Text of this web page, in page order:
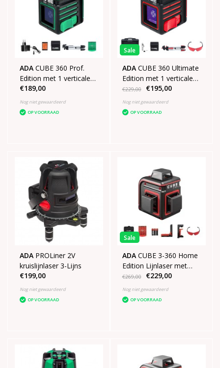
ADA CUBE 360 Prof.
Edition met 1 verticale
lijn 1 horizontale lijn van
360°
€189,00
Nog niet gewaardeerd
OP VOORRAAD
Sale
ADA CUBE 360 Ultimate
Edition met 1 verticale
lijn 1 horizontale lijn van
360°
€229,00 €195,00
Nog niet gewaardeerd
OP VOORRAAD
ADA PROLiner 2V
kruislijnlaser 3-Lijns
€199,00
Nog niet gewaardeerd
OP VOORRAAD
Sale
ADA CUBE 3-360 Home
Edition Lijnlaser met
3x360° rode lijnen
€269,00 €229,00
Nog niet gewaardeerd
OP VOORRAAD